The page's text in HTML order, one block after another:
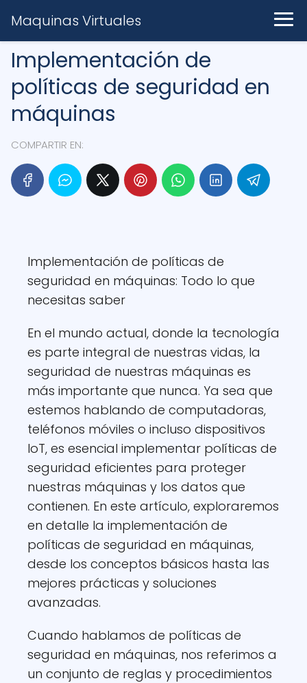
Maquinas Virtuales
Implementación de
políticas de seguridad en
máquinas
COMPARTIR EN:
Implementación de políticas de
seguridad en máquinas: Todo lo que
necesitas saber
En el mundo actual, donde la tecnología
es parte integral de nuestras vidas, la
seguridad de nuestras máquinas es
más importante que nunca. Ya sea que
estemos hablando de computadoras,
teléfonos móviles o incluso dispositivos
IoT, es esencial implementar políticas de
seguridad eficientes para proteger
nuestras máquinas y los datos que
contienen. En este artículo, exploraremos
en detalle la implementación de
políticas de seguridad en máquinas,
desde los conceptos básicos hasta las
mejores prácticas y soluciones
avanzadas.
Cuando hablamos de políticas de
seguridad en máquinas, nos referimos a
un conjunto de reglas y procedimientos